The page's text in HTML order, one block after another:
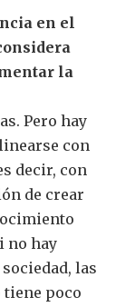
en el
la
Pero hay
con
decir, con
de crear
no hay
las
poco